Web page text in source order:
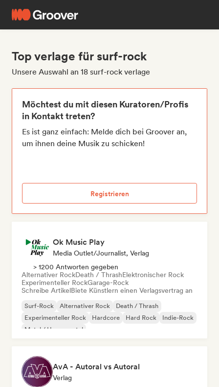
Top verlage für surf-rock
Unsere Auswahl an 18 surf-rock verlage
Möchtest du mit diesen Kuratoren/Profis
in Kontakt treten?
Es ist ganz einfach: Melde dich bei Groover an,
um ihnen deine Musik zu schicken!
Registrieren
Ok Music Play
Media Outlet/Journalist, Verlag
> 1200 Antworten gegeben
Alternativer RockDeath / ThrashElektronischer Rock
Experimenteller RockGarage-Rock
Schreibe ArtikelBiete Künstlern einen Verlagsvertrag an
Surf-Rock Alternativer Rock
Death / Thrash
Experimenteller Rock
Hardcore Hard Rock
Indie-Rock
Metal / Heavy metal
AvA - Autoral vs Autoral
Verlag